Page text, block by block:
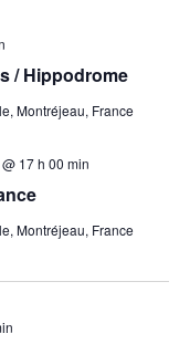
/ Hippodrome
Montréjeau, France
17 h 00 min
Montréjeau, France